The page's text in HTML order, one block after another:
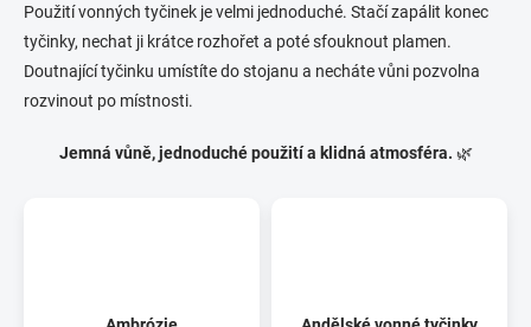
Použití vonných tyčinek je velmi jednoduché. Stačí zapálit konec
tyčinky, nechat ji krátce rozhořet a poté sfouknout plamen.
Doutnající tyčinku umístíte do stojanu a necháte vůni pozvolna
rozvinout po místnosti.
Jemná vůně, jednoduché použití a klidná atmosféra. 🌿